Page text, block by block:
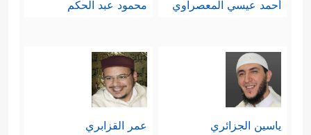
أحمد عيسي المعصراوي محمود عبد الحكم
ياسين الجزائري عمر القزابري